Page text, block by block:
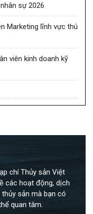
sự 2026
Marketing lĩnh vực thú
viên kinh doanh kỹ
chí Thủy sản Việt
các hoạt động, dịch
sản mà bạn có
quan tâm.